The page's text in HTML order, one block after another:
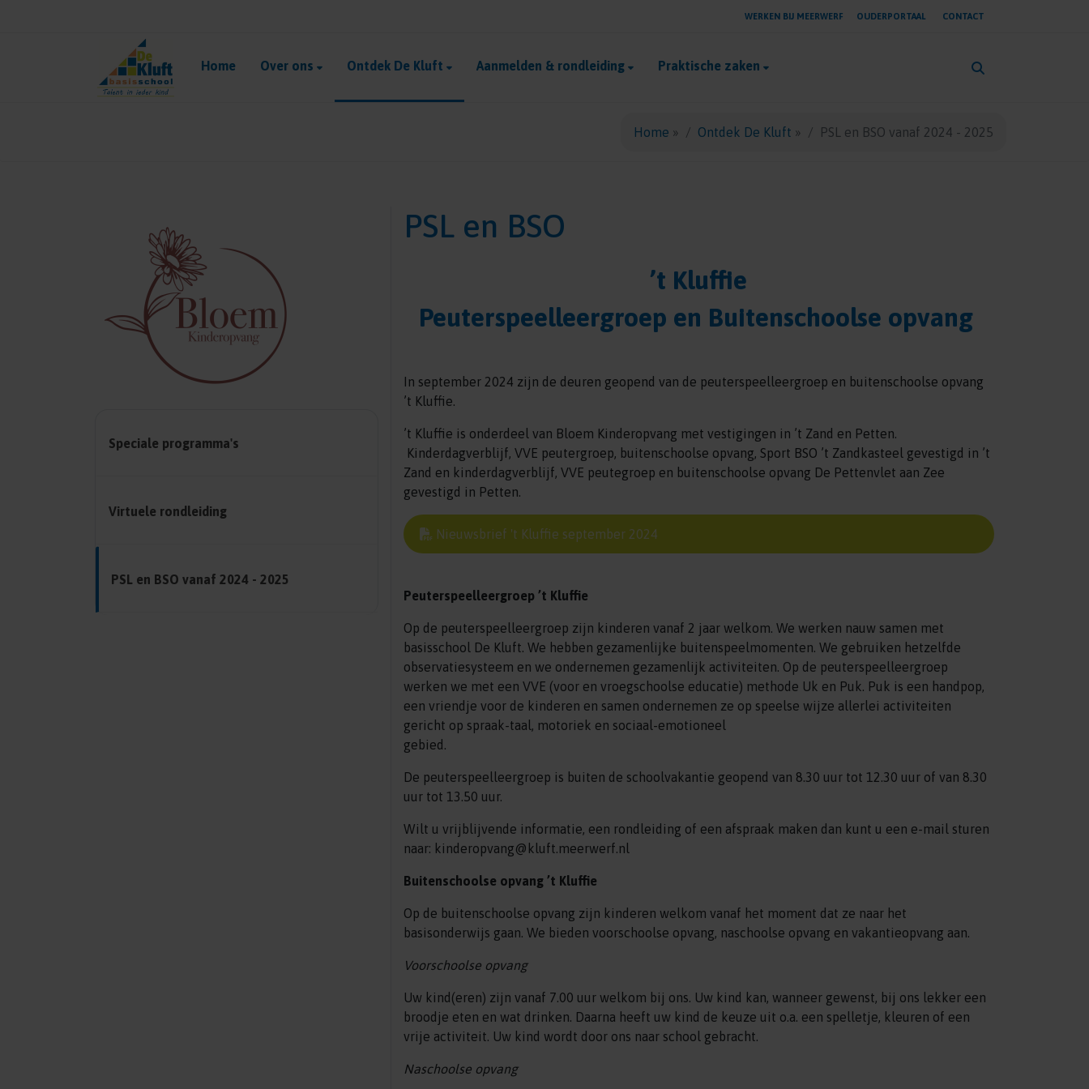
WERKEN BIJ MEERWERF OUDERPORTAAL CONTACT
Home Over ons Ontdek De Kluft Aanmelden & rondleiding Praktische zaken
Home » Ontdek De Kluft » PSL en BSO vanaf 2024 - 2025
Speciale programma's
Virtuele rondleiding
PSL en BSO vanaf 2024 - 2025
PSL en BSO
’t Kluffie
Peuterspeelleergroep en Buitenschoolse opvang
In september 2024 zijn de deuren geopend van de peuterspeelleergroep en buitenschoolse opvang
’t Kluffie.
’t Kluffie is onderdeel van Bloem Kinderopvang met vestigingen in ’t Zand en Petten.
Kinderdagverblijf, VVE peutergroep, buitenschoolse opvang, Sport BSO ’t Zandkasteel gevestigd in ’t
Zand en kinderdagverblijf, VVE peutegroep en buitenschoolse opvang De Pettenvlet aan Zee
gevestigd in Petten.
Nieuwsbrief 't Kluffie september 2024
Peuterspeelleergroep ’t Kluffie
Op de peuterspeelleergroep zijn kinderen vanaf 2 jaar welkom. We werken nauw samen met
basisschool De Kluft. We hebben gezamenlijke buitenspeelmomenten. We gebruiken hetzelfde
observatiesysteem en we ondernemen gezamenlijk activiteiten. Op de peuterspeelleergroep
werken we met een VVE (voor en vroegschoolse educatie) methode Uk en Puk. Puk is een handpop,
een vriendje voor de kinderen en samen ondernemen ze op speelse wijze allerlei activiteiten
gericht op spraak-taal, motoriek en sociaal-emotioneel
gebied.
De peuterspeelleergroep is buiten de schoolvakantie geopend van 8.30 uur tot 12.30 uur of van 8.30
uur tot 13.50 uur.
Wilt u vrijblijvende informatie, een rondleiding of een afspraak maken dan kunt u een e-mail sturen
naar: kinderopvang@kluft.meerwerf.nl
Buitenschoolse opvang ’t Kluffie
Op de buitenschoolse opvang zijn kinderen welkom vanaf het moment dat ze naar het
basisonderwijs gaan. We bieden voorschoolse opvang, naschoolse opvang en vakantieopvang aan.
Voorschoolse opvang
Uw kind(eren) zijn vanaf 7.00 uur welkom bij ons. Uw kind kan, wanneer gewenst, bij ons lekker een
broodje eten en wat drinken. Daarna heeft uw kind de keuze uit o.a. een spelletje, kleuren of een
vrije activiteit. Uw kind wordt door ons naar school gebracht.
Naschoolse opvang